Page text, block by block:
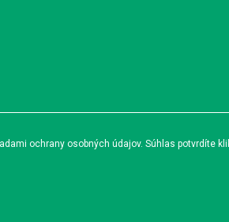
ochrany osobných údajov. Súhlas potvrdíte